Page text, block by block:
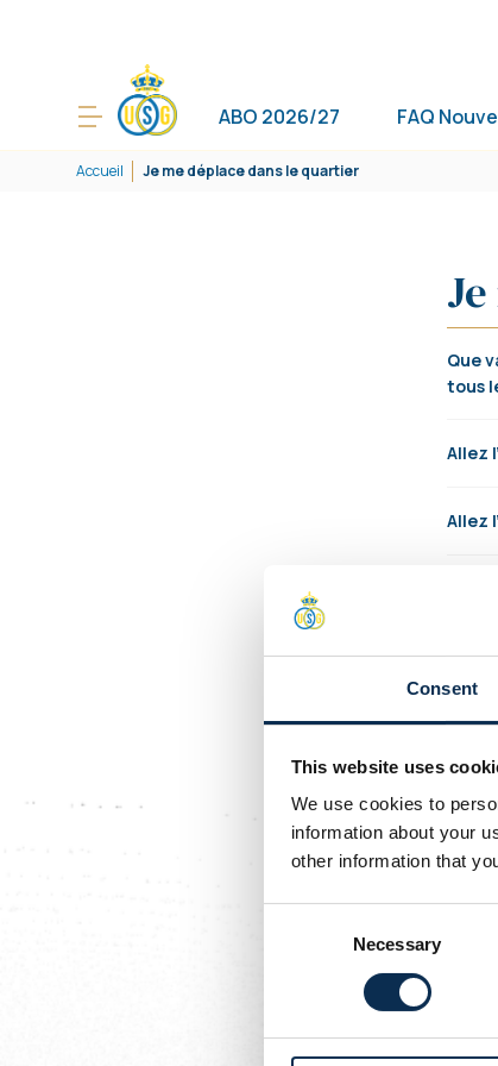
Consent
This website uses
We use cookies to
information about your
other information that
Necessary
ABO 2026/27 FAQ
Accueil Je me déplace dans le quartier
Que
tous
Allez
Allez
Le
Des